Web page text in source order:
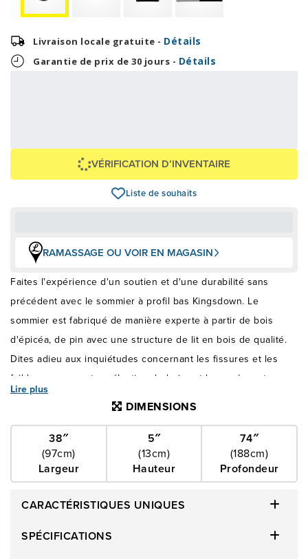
Livraison locale gratuite - Détails
Garantie de prix de 30 jours - Détails
VÉRIFICATION D’INVENTAIRE
Liste de souhaits
RAMASSAGE OU VOIR EN MAGASIN
Faites l'expérience d'un soutien et d'une durabilité sans
précédent avec le sommier à profil bas Kingsdown. Le
sommier est fabriqué de manière experte à partir de bois
d'épicéa, de pin avec une structure de lit en bois de qualité.
Dites adieu aux inquiétudes concernant les fissures et les
faiblesses, car notre sélection de bois est homogène et
présente un nombre minimal de nœuds. Le séchage au four
déformation ou de torsion, pour un sommier qui vous permet
de mieux dormir. Profitez du luxe d'une surface de sommeil
uniforme, grâce à notre conception méticuleuse. Enveloppé
ne se contente pas de protéger son intérieur, il s'intègre
aussi parfaitement à tous les décors grâce à son esthétique
Lire plus
DIMENSIONS
38″
(97cm)
Largeur
5″
(13cm)
Hauteur
74″
(188cm)
Profondeur
CARACTÉRISTIQUES UNIQUES
SPÉCIFICATIONS